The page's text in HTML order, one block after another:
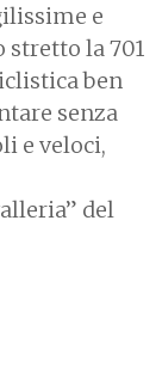
e
la 701
ben
senza
e veloci,
del